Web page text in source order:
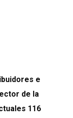
e
de la
116